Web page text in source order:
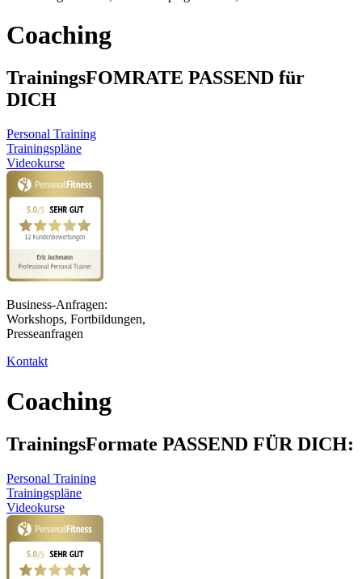
Coaching
TrainingsFOMRATE PASSEND für
DICH
Personal Training
Trainingspläne
Videokurse
Business-Anfragen:
Workshops, Fortbildungen,
Presseanfragen
Kontakt
Coaching
TrainingsFormate PASSEND FÜR DICH:
Personal Training
Trainingspläne
Videokurse